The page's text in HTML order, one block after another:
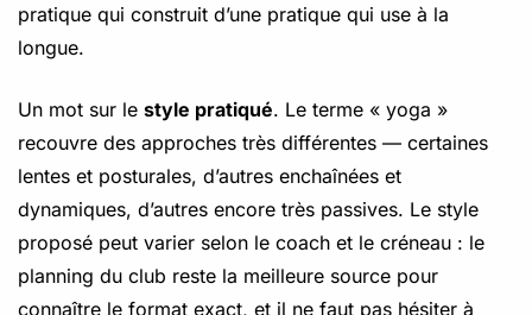
pratique qui construit d’une pratique qui use à la
longue.
Un mot sur le style pratiqué. Le terme « yoga »
recouvre des approches très différentes — certaines
lentes et posturales, d’autres enchaînées et
dynamiques, d’autres encore très passives. Le style
proposé peut varier selon le coach et le créneau : le
planning du club reste la meilleure source pour
connaître le format exact, et il ne faut pas hésiter à